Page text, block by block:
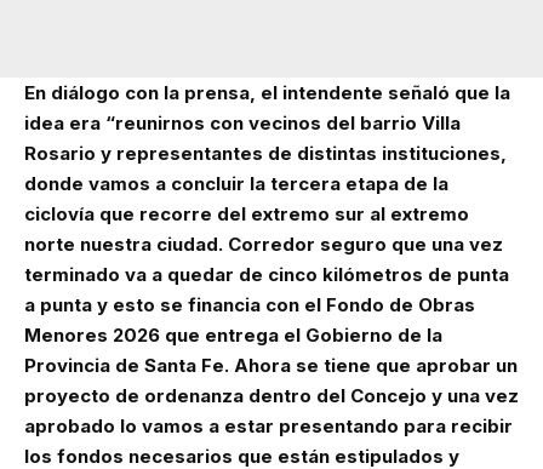
En diálogo con la prensa, el intendente señaló que la
idea era “reunirnos con vecinos del barrio Villa
Rosario y representantes de distintas instituciones,
donde vamos a concluir la tercera etapa de la
ciclovía que recorre del extremo sur al extremo
norte nuestra ciudad. Corredor seguro que una vez
terminado va a quedar de cinco kilómetros de punta
a punta y esto se financia con el Fondo de Obras
Menores 2026 que entrega el Gobierno de la
Provincia de Santa Fe. Ahora se tiene que aprobar un
proyecto de ordenanza dentro del Concejo y una vez
aprobado lo vamos a estar presentando para recibir
los fondos necesarios que están estipulados y